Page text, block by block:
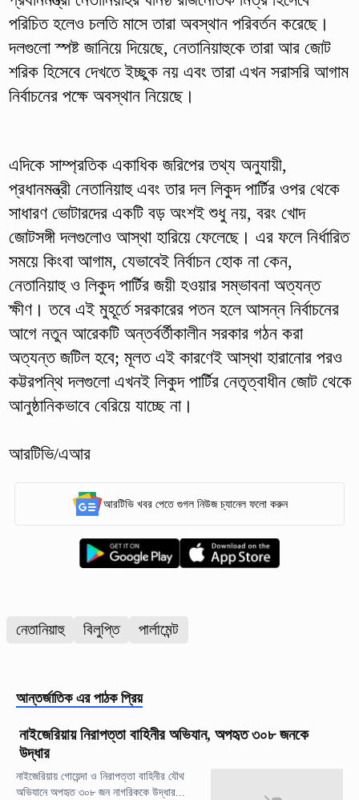
পরিচিত হলেও চলতি মাসে তারা অবস্থান পরিবর্তন করেছে।
দলগুলো স্পষ্ট জানিয়ে দিয়েছে, নেতানিয়াহুকে তারা আর জোট
শরিক হিসেবে দেখতে ইচ্ছুক নয় এবং তারা এখন সরাসরি আগাম
নির্বাচনের পক্ষে অবস্থান নিয়েছে।
এদিকে সাম্প্রতিক একাধিক জরিপের তথ্য অনুযায়ী,
প্রধানমন্ত্রী নেতানিয়াহু এবং তার দল লিকুদ পার্টির ওপর থেকে
সাধারণ ভোটারদের একটি বড় অংশই শুধু নয়, বরং খোদ
জোটসঙ্গী দলগুলোও আস্থা হারিয়ে ফেলেছে। এর ফলে নির্ধারিত
সময়ে কিংবা আগাম, যেভাবেই নির্বাচন হোক না কেন,
নেতানিয়াহু ও লিকুদ পার্টির জয়ী হওয়ার সম্ভাবনা অত্যন্ত
ক্ষীণ। তবে এই মুহূর্তে সরকারের পতন হলে আসন্ন নির্বাচনের
আগে নতুন আরেকটি অন্তর্বর্তীকালীন সরকার গঠন করা
অত্যন্ত জটিল হবে; মূলত এই কারণেই আস্থা হারানোর পরও
কট্টরপন্থি দলগুলো এখনই লিকুদ পার্টির নেতৃত্বাধীন জোট থেকে
আনুষ্ঠানিকভাবে বেরিয়ে যাচ্ছে না।
আরটিভি/এআর
আরটিভি খবর পেতে গুগল নিউজ চ্যানেল ফলো করুন
নেতানিয়াহু বিলুপ্তি পার্লামেন্ট
আন্তর্জাতিক এর পাঠক প্রিয়
নাইজেরিয়ায় নিরাপত্তা বাহিনীর অভিযান, অপহৃত ৩০৮ জনকে
উদ্ধার
নাইজেরিয়ায় গোয়েন্দা ও নিরাপত্তা বাহিনীর যৌথ
অভিযানে অপহৃত ৩০৮ জন নাগরিককে উদ্ধার...